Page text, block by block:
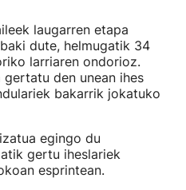
laugarren etapa
dute, helmugatik 34
larriaren ondorioz.
den unean ihes
bakarrik jokatuko
egingo du
gertu iheslariek
esprintean.